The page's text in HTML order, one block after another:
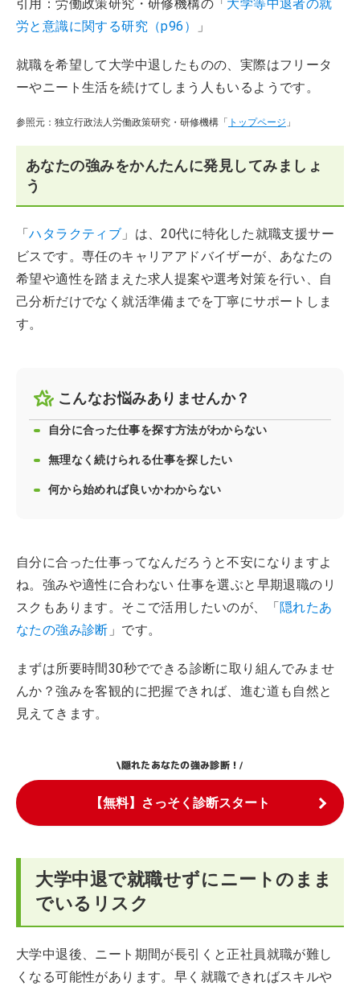
引用：労働政策研究・研修機構の「 大学等中退者の就
労と意識に関する研究（p96）
」
就職を希望して大学中退したものの、実際はフリータ
ーやニート生活を続けてしまう人もいるようです。
参照元：独立行政法人労働政策研究・研修機構「 トップページ 」
あなたの強みをかんたんに発見してみましょ
う
「ハタラクティブ 」は、20代に特化した就職支援サー
ビスです。専任のキャリアアドバイザーが、あなたの
希望や適性を踏まえた求人提案や選考対策を行い、自
己分析だけでなく就活準備までを丁寧にサポートしま
す。
こんなお悩みありませんか？
自分に合った仕事を探す方法がわからない
無理なく続けられる仕事を探したい
何から始めれば良いかわからない
自分に合った仕事ってなんだろうと不安になりますよ
ね。強みや適性に合わない 仕事を選ぶと早期退職のリ
スクもあります。そこで活用したいのが、「 隠れたあ
なたの強み診断 」です。
まずは所要時間30秒でできる診断に取り組んでみませ
んか？強みを客観的に把握できれば、進む道も自然と
見えてきます。
\隠れたあなたの強み診断！/
【無料】さっそく診断スタート
大学中退で就職せずにニートのまま
でいるリスク
大学中退後、ニート期間が長引くと正社員就職が難し
くなる可能性があります。早く就職できればスキルや